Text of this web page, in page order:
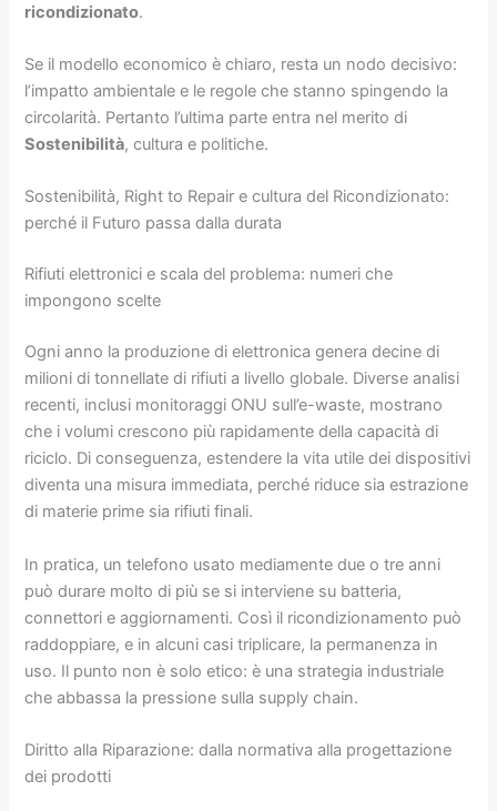
ricondizionato.
Se il modello economico è chiaro, resta un nodo decisivo:
l’impatto ambientale e le regole che stanno spingendo la
circolarità. Pertanto l’ultima parte entra nel merito di
Sostenibilità, cultura e politiche.
Sostenibilità, Right to Repair e cultura del Ricondizionato:
perché il Futuro passa dalla durata
Rifiuti elettronici e scala del problema: numeri che
impongono scelte
Ogni anno la produzione di elettronica genera decine di
milioni di tonnellate di rifiuti a livello globale. Diverse analisi
recenti, inclusi monitoraggi ONU sull’e-waste, mostrano
che i volumi crescono più rapidamente della capacità di
riciclo. Di conseguenza, estendere la vita utile dei dispositivi
diventa una misura immediata, perché riduce sia estrazione
di materie prime sia rifiuti finali.
In pratica, un telefono usato mediamente due o tre anni
può durare molto di più se si interviene su batteria,
connettori e aggiornamenti. Così il ricondizionamento può
raddoppiare, e in alcuni casi triplicare, la permanenza in
uso. Il punto non è solo etico: è una strategia industriale
che abbassa la pressione sulla supply chain.
Diritto alla Riparazione: dalla normativa alla progettazione
dei prodotti